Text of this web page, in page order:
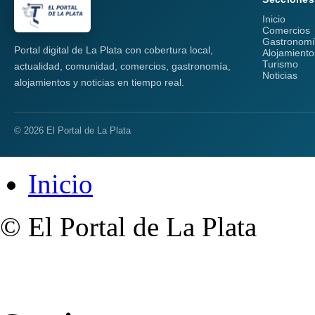
Portal digital de La Plata con cobertura local,
actualidad, comunidad, comercios, gastronomía,
alojamientos y noticias en tiempo real.
Inicio
Comercios
Turismo
Noticias
© 2026 El Portal de La Plata
Inicio
© El Portal de La Plata